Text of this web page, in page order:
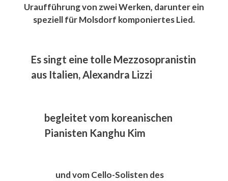
Uraufführung von zwei Werken, darunter ein
speziell für Molsdorf komponiertes Lied.
Es singt eine tolle Mezzosopranistin
aus Italien, Alexandra Lizzi
begleitet vom koreanischen
Pianisten Kanghu Kim
und vom Cello-Solisten des